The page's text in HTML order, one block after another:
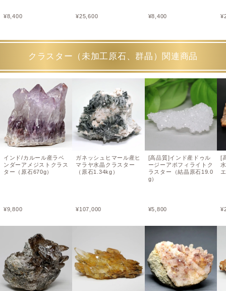
¥8,400 ¥25,600 ¥8,400 ¥
クラスター（未加工原石、群晶）関連商品
インド/カルール産ラベ
ンダーアメジストクラス
ター（原石670g）
¥9,800
ガネッシュヒマール産ヒ
マラヤ水晶クラスター
（原石1.34kg）
¥107,000
[高品質]インド産ドゥル
ージーアポフィライトク
ラスター（結晶原石19.0
g）
¥5,800
[
¥